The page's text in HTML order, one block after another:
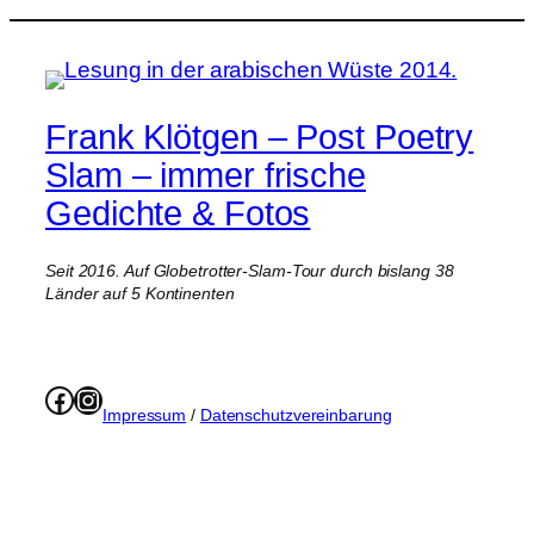
Frank Klötgen – Post Poetry
Slam – immer frische
Gedichte & Fotos
Seit 2016. Auf Globetrotter-Slam-Tour durch bislang 38
Länder auf 5 Kontinenten
Facebook
Instagram
Impressum / Datenschutzvereinbarung